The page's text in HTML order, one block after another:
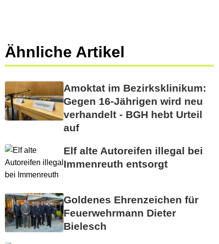
Ähnliche Artikel
Amoktat im Bezirksklinikum:
Gegen 16-Jährigen wird neu
verhandelt - BGH hebt Urteil
auf
Elf alte Autoreifen illegal bei
Immenreuth entsorgt
Goldenes Ehrenzeichen für
Feuerwehrmann Dieter
Bielesch